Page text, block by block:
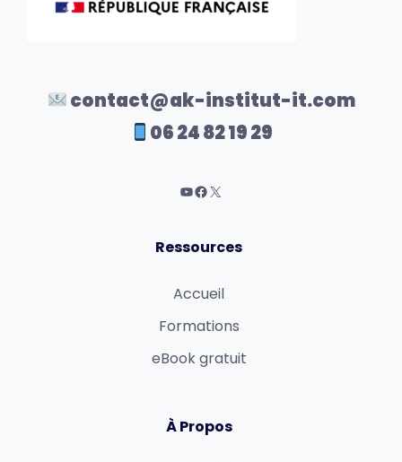
contact@ak-institut-it.com
06 24 82 19 29
Ressources
Accueil
Formations
eBook gratuit
À Propos